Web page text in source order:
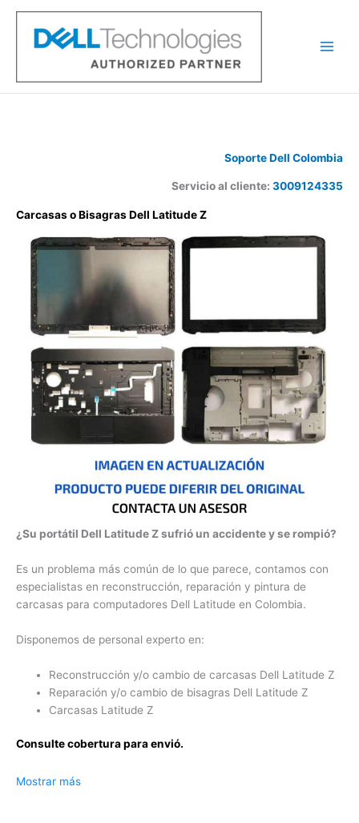
contenido
Soporte Dell Colombia
Servicio al cliente:3009124335
Carcasas o Bisagras Dell Latitude Z
rompió?
Es un problema más común de lo que parece, contamos con
especialistas en reconstrucción, reparación y pintura de
carcasas para computadores Dell Latitude en Colombia.
Disponemos de personal experto en:
Reconstrucción y/o cambio de carcasas Dell Latitude
Z
Reparación y/o cambio de bisagras Dell Latitude Z